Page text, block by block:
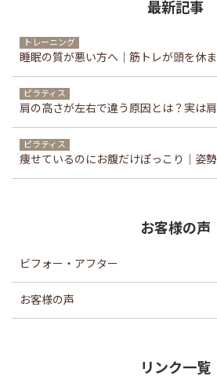
最新記事
トレーニング
睡眠の質が悪い方へ｜筋トレが頭を休
ピラティス
肩の高さが左右で違う原因とは？実は肩
ピラティス
痩せているのにお腹だけぽっこり｜姿
お客様の声
ビフォー・アフター
お客様の声
リンク一覧